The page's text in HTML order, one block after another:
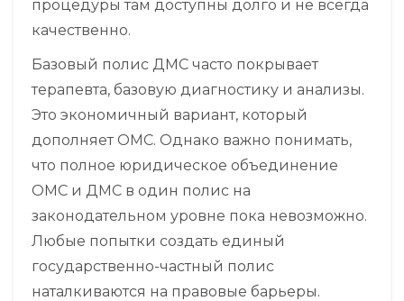
процедуры там доступны долго и не всегда
качественно.
Базовый полис ДМС часто покрывает
терапевта, базовую диагностику и анализы.
Это экономичный вариант, который
дополняет ОМС. Однако важно понимать,
что полное юридическое объединение
ОМС и ДМС в один полис на
законодательном уровне пока невозможно.
Любые попытки создать единый
государственно-частный полис
наталкиваются на правовые барьеры.